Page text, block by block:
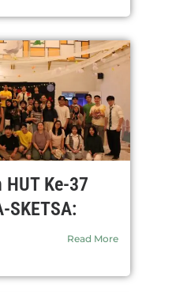
HUT Ke-37
SKETSA:
Read More